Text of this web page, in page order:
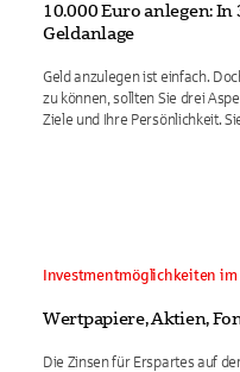
10.000 Euro anlegen:
Geldanlage
Geld anzulegen ist einfach.
zu können, sollten Sie drei
Ziele und Ihre Persönlichkeit.
Investmentmöglichkeiten
Wertpapiere, Aktien,
Die Zinsen für Erspartes auf